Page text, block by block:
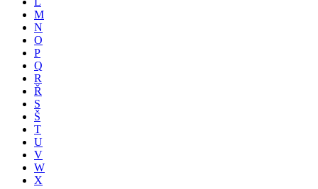
M
N
O
P
Q
R
Ř
S
Š
T
U
V
W
X